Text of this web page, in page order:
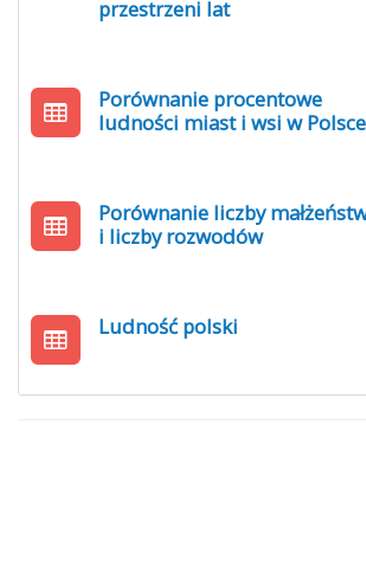
przestrzeni lat
Porównanie procentowe
ludności miast i wsi w Polsce
Porównanie liczby
i liczby rozwodów
Ludność polski